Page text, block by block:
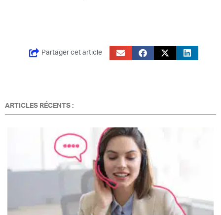
Partager cet article
ARTICLES RÉCENTS :